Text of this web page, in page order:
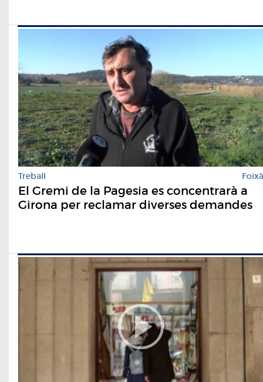
Treball Foixà
El Gremi de la Pagesia es concentrarà a
Girona per reclamar diverses demandes